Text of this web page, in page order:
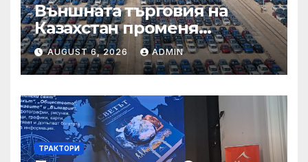
Външната търговия на
Казахстан променя
структурата си – шест
тенденции
AUGUST 6, 2026 ADMIN
ТРАКТОРИ